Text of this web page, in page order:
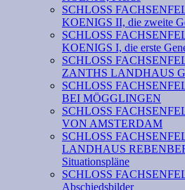
SCHLOSS
KOENIGS II, die zweite
SCHLOSS
KOENIGS I, die erste
SCHLOSS
ZANTHS LANDHAUS
SCHLOSS
BEI MÖGGLINGEN
SCHLOSS
VON AMSTERDAM
SCHLOSS
LANDHAUS
Situationspläne
SCHLOSS
Abschiedsbilder